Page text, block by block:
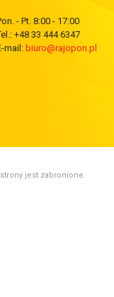
- Pt. 8:00 - 17:00
+48 33 444 6347
mail: biuro@rajopon.pl
jest zabronione.